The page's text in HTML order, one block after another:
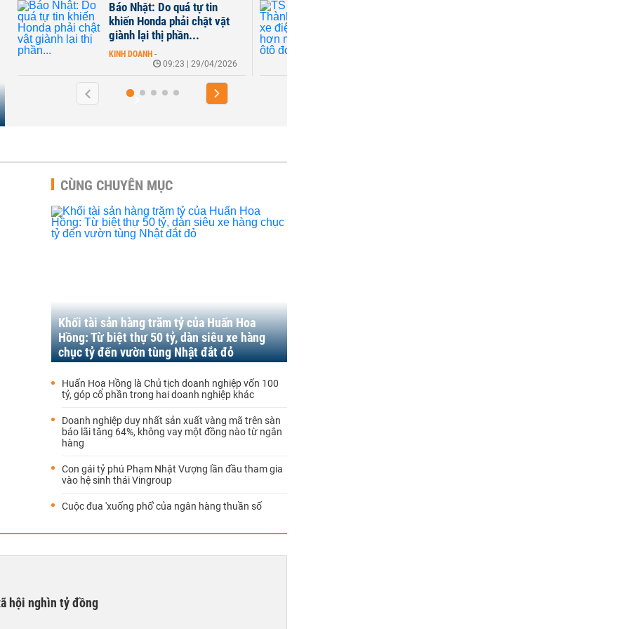
tự tin
chật vật
TS Võ Trí Thành: Cần nhìn xe
điện rộng hơn một ngành ôtô
đơn lẻ
07:18 | 21/03/2026
CÙNG CHUYÊN MỤC
Khối tài sản hàng trăm tỷ của Huấn Hoa
Hồng: Từ biệt thự 50 tỷ, dàn siêu xe hàng
chục tỷ đến vườn tùng Nhật đắt đỏ
Huấn Hoa Hồng là Chủ tịch doanh nghiệp vốn 100
tỷ, góp cổ phần trong hai doanh nghiệp khác
Doanh nghiệp duy nhất sản xuất vàng mã trên sàn
báo lãi tăng 64%, không vay một đồng nào từ ngân
hàng
Con gái tỷ phú Phạm Nhật Vượng lần đầu tham gia
vào hệ sinh thái Vingroup
Cuộc đua 'xuống phố' của ngân hàng thuần số
hội nghìn tỷ đồng